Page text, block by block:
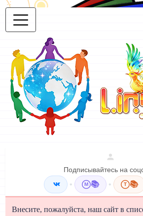
Подписывайтесь на
• M 📚 • T 📚
Внесите, пожалуйста, наш сайт в